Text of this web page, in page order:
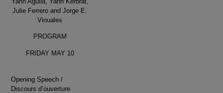
Julie Ferrero and Jorge E.
Vinuales
PROGRAM
FRIDAY MAY 10
Opening Speech /
Discours d’ouverture